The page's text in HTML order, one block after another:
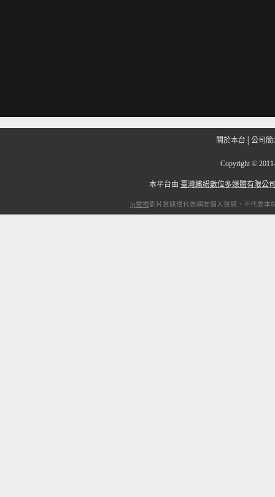
關於本台 公司簡
Copyright ©
本平台由 臺灣繽紛數位多媒體有限公
ip電視影片資訊僅代表網友個人資訊，不代表本